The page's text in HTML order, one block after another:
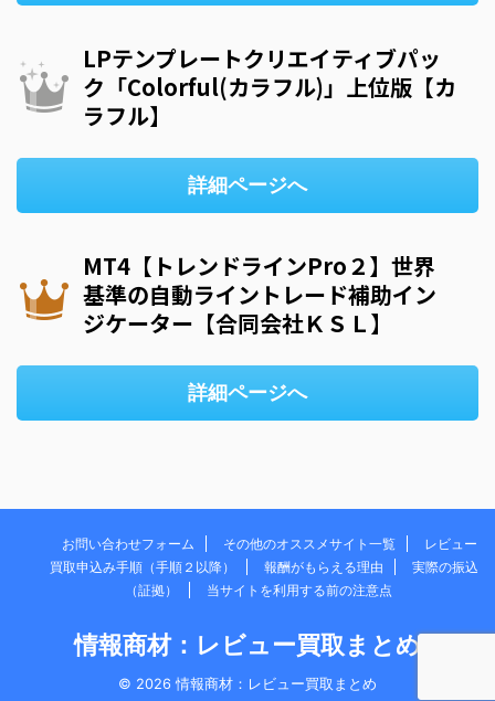
LPテンプレートクリエイティブパッ
ク「Colorful(カラフル)」上位版【カ
ラフル】
詳細ページへ
MT4【トレンドラインPro２】世界
基準の自動ライントレード補助イン
ジケーター【合同会社ＫＳＬ】
詳細ページへ
お問い合わせフォーム その他のオススメサイト一覧
レビュー
買取申込み手順（手順２以降）
報酬がもらえる理由
実際の振込
（証拠）
当サイトを利用する前の注意点
情報商材：レビュー買取まとめ
© 2026 情報商材：レビュー買取まとめ